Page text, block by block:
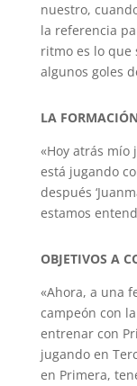
nuestro,
la referencia
ritmo es lo que
algunos goles
LA
«Hoy atrás mío
está jugando
después
estamos
OBJETIVOS A
«Ahora, a una
campeón con
entrenar con
jugando en
en Primera,